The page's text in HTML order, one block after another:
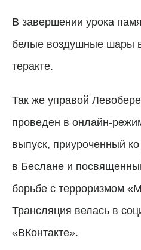
В завершении урока
белые воздушные шары
теракте.
Так же управой
проведен в онлайн-
выпуск, приуроченный
в Беслане и
борьбе с терроризмом
Трансляция велась в
«ВКонтакте».